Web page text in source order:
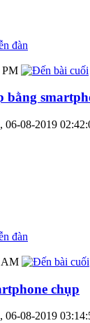
đàn
PM
bằng
‎, 06-08-2019
đàn
AM
chụp
‎, 06-08-2019